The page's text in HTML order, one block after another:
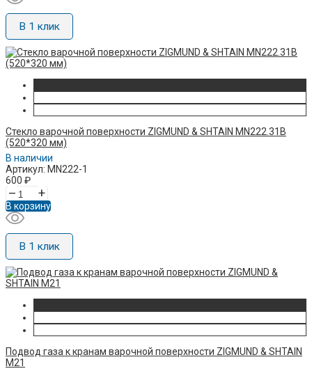
В 1 клик
Стекло варочной поверхности ZIGMUND & SHTAIN MN222.31B
(520*320 мм)
В наличии
Артикул: MN222-1
600 ₽
– +
В корзину
В 1 клик
Подвод газа к кранам варочной поверхности ZIGMUND & SHTAIN
M21